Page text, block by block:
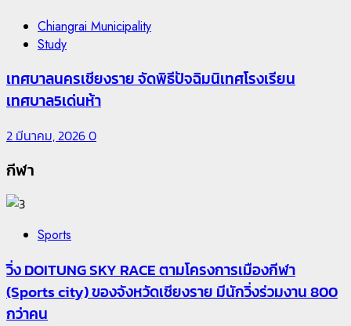
Chiangrai Municipality
Study
เทศบาลนครเชียงราย จัดพิธีปัจฉิมนิเทศโรงเรียน
เทศบาล5เด่นห้า
2 มีนาคม, 20260
กีฬา
Sports
วิ่ง DOITUNG SKY RACE ตามโครงการเมืองกีฬา
(Sports city) ของจังหวัดเชียงราย มีนักวิ่งร่วมงาน 800
กว่าคน